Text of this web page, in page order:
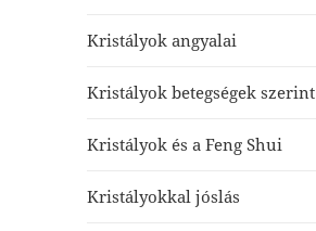
Kristályok angyalai
Kristályok betegségek szerint
Kristályok és a Feng Shui
Kristályokkal jóslás